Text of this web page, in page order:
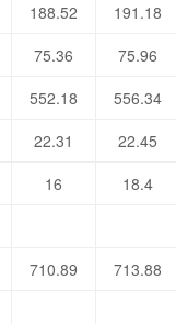
188.52 191.18
75.36 75.96
552.18 556.34
22.31 22.45
16 18.4
710.89 713.88